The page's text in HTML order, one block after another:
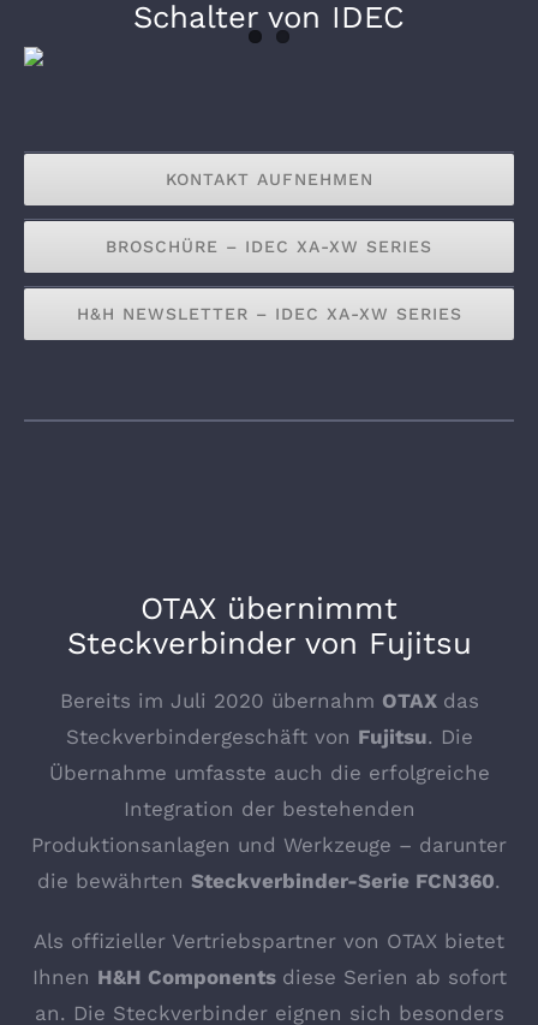
Schalter von IDEC
KONTAKT AUFNEHMEN
BROSCHÜRE – IDEC XA-XW SERIES
H&H NEWSLETTER – IDEC XA-XW SERIES
OTAX übernimmt
Steckverbinder von Fujitsu
Bereits im Juli 2020 übernahm OTAX das
Steckverbindergeschäft von Fujitsu. Die
Übernahme umfasste auch die erfolgreiche
Integration der bestehenden
Produktionsanlagen und Werkzeuge – darunter
die bewährten Steckverbinder-Serie FCN360.
Als offizieller Vertriebspartner von OTAX bietet
Ihnen H&H Components diese Serien ab sofort
an. Die Steckverbinder eignen sich besonders